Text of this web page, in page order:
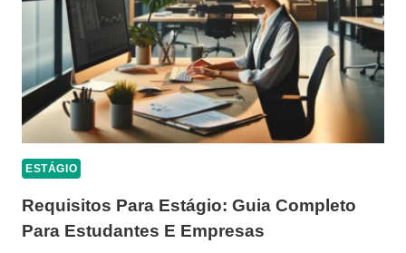
HORA
SE
CANDIDATAR
ESTÁGIO
Requisitos Para Estágio: Guia Completo
Para Estudantes E Empresas